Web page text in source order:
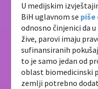
U medijskim
BiH uglavnom se
odnosno činjenici da
žive, parovi imaju
sufinansiranih
to je samo jedan od
oblast biomedicinski
zemlji potrebno